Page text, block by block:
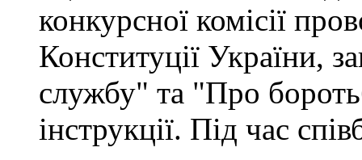
конкурсної комісії
Конституції України,
службу" та "Про
інструкції. Під час